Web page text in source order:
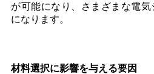
が可能になり、さまざまな電
になります。
材料選択に影響を与える要因